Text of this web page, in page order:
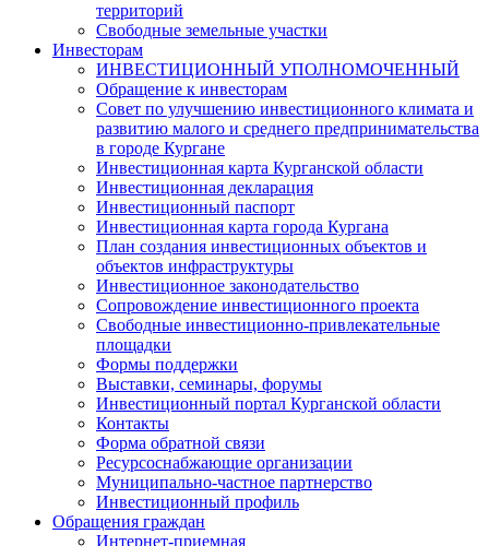
территорий
Свободные земельные участки
Инвесторам
ИНВЕСТИЦИОННЫЙ УПОЛНОМОЧЕННЫЙ
Обращение к инвесторам
Совет по улучшению инвестиционного климата и
развитию малого и среднего предпринимательства
в городе Кургане
Инвестиционная карта Курганской области
Инвестиционная декларация
Инвестиционный паспорт
Инвестиционная карта города Кургана
План создания инвестиционных объектов и
объектов инфраструктуры
Инвестиционное законодательство
Сопровождение инвестиционного проекта
Свободные инвестиционно-привлекательные
площадки
Формы поддержки
Выставки, семинары, форумы
Инвестиционный портал Курганской области
Контакты
Форма обратной связи
Ресурсоснабжающие организации
Муниципально-частное партнерство
Инвестиционный профиль
Обращения граждан
Интернет-приемная